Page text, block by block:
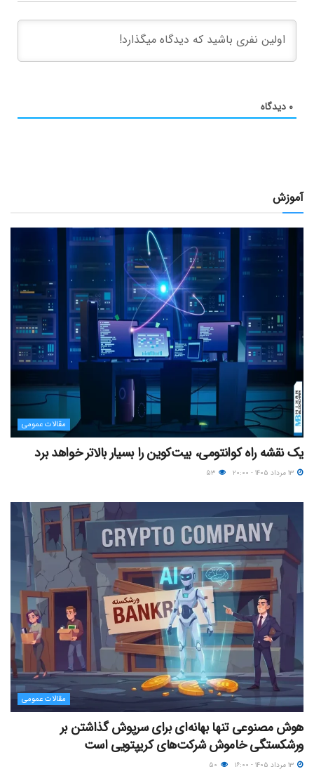
۰ دیدگاه
آموزش
مقالات عمومی
یک نقشه راه کوانتومی، بیت‌کوین را بسیار بالاتر خواهد برد
مقالات عمومی
هوش مصنوعی تنها بهانه‌ای برای سرپوش گذاشتن بر
ورشکستگی خاموش شرکت‌های کریپتویی است